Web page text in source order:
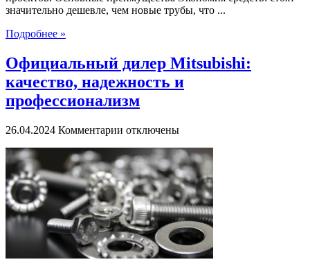
значительно дешевле, чем новые трубы, что ...
Подробнее »
Официальный дилер Mitsubishi:
качество, надежность и
профессионализм
26.04.2024 Комментарии к
Официальный
дилер
Mitsubishi:
качество,
надежность
и
профессионализм
отключены